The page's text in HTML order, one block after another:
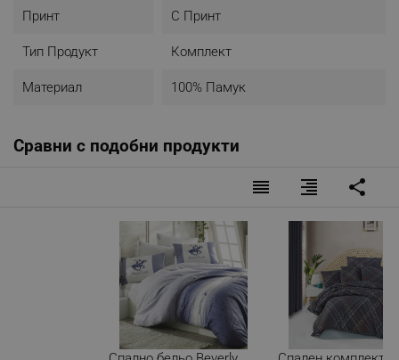
- Гладене при (°C): 110
- Използвай белина: не
- Може да се суши в сушилня: не
- Професионално почистване: да
- Свиване на тъкани: не
Принт С Принт
Тип Продукт Комплект
Материал 100% Памук
Сравни с подобни продукти
reorder format_align_right share